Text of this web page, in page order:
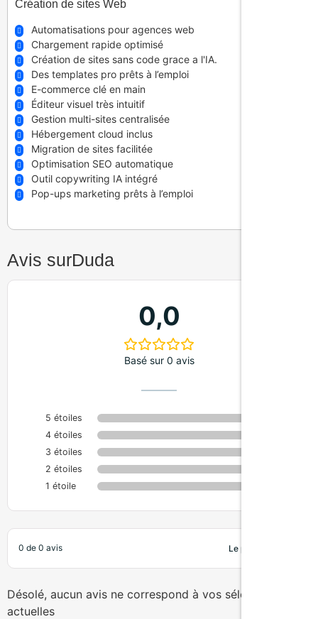
Création de sites Web
Automatisations pour agences web
Chargement rapide optimisé
Création de sites sans code grace a l'IA.
Des templates pro prêts à l’emploi
E-commerce clé en main
Éditeur visuel très intuitif
Gestion multi-sites centralisée
Hébergement cloud inclus
Migration de sites facilitée
Optimisation SEO automatique
Outil copywriting IA intégré
Pop-ups marketing prêts à l’emploi
Avis surDuda
0,0
Basé sur 0 avis
5 étoiles
4 étoiles
3 étoiles
2 étoiles
1 étoile
0 de 0 avis
Désolé, aucun avis ne correspond à vos sélections
actuelles